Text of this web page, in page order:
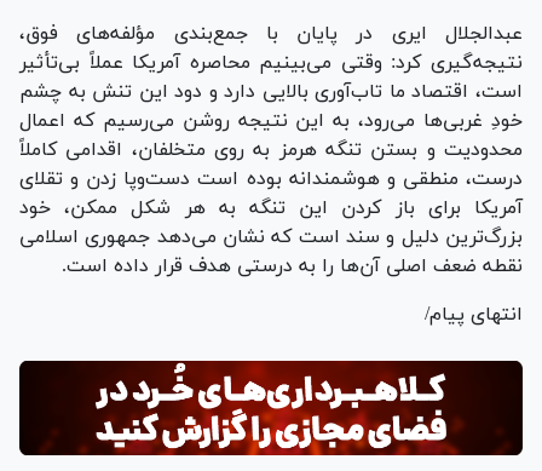
عبدالجلال ایری در پایان با جمع‌بندی مؤلفه‌های فوق،
نتیجه‌گیری کرد: وقتی می‌بینیم محاصره آمریکا عملاً بی‌تأثیر
است، اقتصاد ما تاب‌آوری بالایی دارد و دود این تنش به چشم
خودِ غربی‌ها می‌رود، به این نتیجه روشن می‌رسیم که اعمال
محدودیت و بستن تنگه هرمز به روی متخلفان، اقدامی کاملاً
درست، منطقی و هوشمندانه بوده است دست‌وپا زدن و تقلای
آمریکا برای باز کردن این تنگه به هر شکل ممکن، خود
بزرگ‌ترین دلیل و سند است که نشان می‌دهد جمهوری اسلامی
نقطه ضعف اصلی آن‌ها را به درستی هدف قرار داده است.
انتهای پیام/